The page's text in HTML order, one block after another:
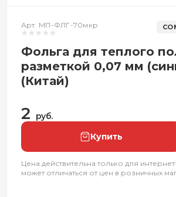
Арт. МП-ФЛГ-70мкр
Фольга для теплого
разметкой 0,07 мм
(Китай)
2 руб.
Купить
Цена действительна только для
может отличаться от цен в розничных